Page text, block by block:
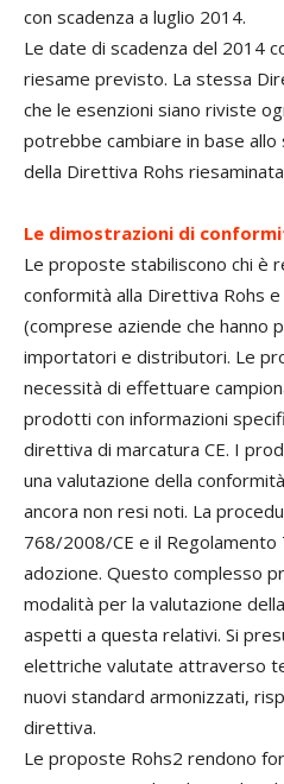
con scadenza a luglio 2014.
Le date di scadenza del 2014
riesame previsto. La stessa
che le esenzioni siano riviste
potrebbe cambiare in base
della Direttiva Rohs
Le dimostrazioni di
Le proposte stabiliscono chi è
conformità alla Direttiva Rohs
(comprese aziende che hanno
importatori e distributori. Le
necessità di effettuare
prodotti con informazioni
direttiva di marcatura CE. I
una valutazione della
ancora non resi noti. La
768/2008/CE e il
adozione. Questo complesso
modalità per la valutazione
aspetti a questa relativi. Si
elettriche valutate attraverso
nuovi standard armonizzati,
direttiva.
Le proposte Rohs2 rendono